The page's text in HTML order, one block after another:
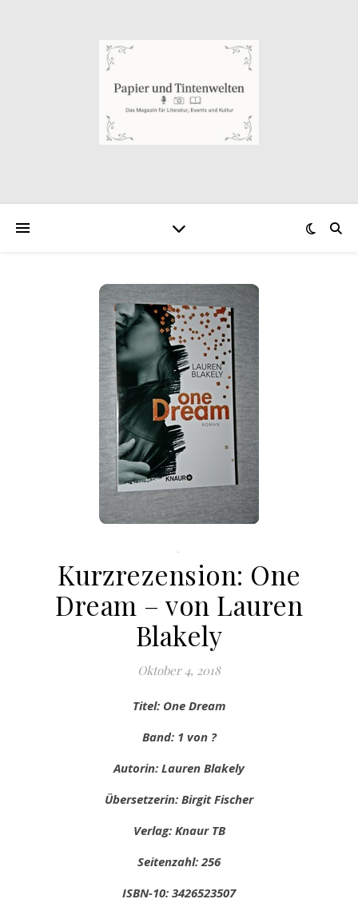
.
Kurzrezension: One
Dream – von Lauren
Blakely
Oktober 4, 2018
Titel: One Dream
Band: 1 von ?
Autorin: Lauren Blakely
Übersetzerin: Birgit Fischer
Verlag: Knaur TB
Seitenzahl: 256
ISBN-10: 3426523507